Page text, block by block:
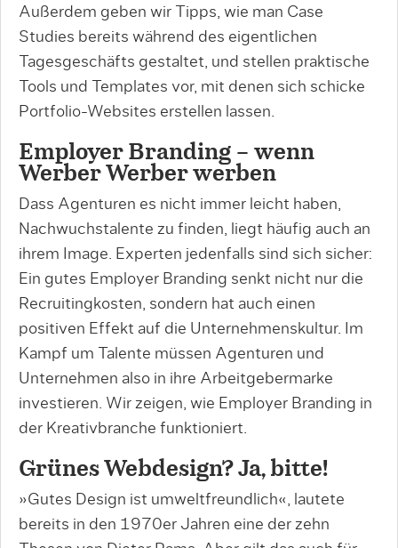
Außerdem geben wir Tipps, wie man Case
Studies bereits während des eigentlichen
Tagesgeschäfts gestaltet, und stellen praktische
Tools und Templates vor, mit denen sich schicke
Portfolio-Websites erstellen lassen.
Employer Branding – wenn
Werber Werber werben
Dass Agenturen es nicht immer leicht haben,
Nachwuchstalente zu finden, liegt häufig auch an
ihrem Image. Experten jedenfalls sind sich sicher:
Ein gutes Employer Branding senkt nicht nur die
Recruitingkosten, sondern hat auch einen
positiven Effekt auf die Unternehmenskultur. Im
Kampf um Talente müssen Agenturen und
Unternehmen also in ihre Arbeitgebermarke
investieren. Wir zeigen, wie Employer Branding in
der Kreativbranche funktioniert.
Grünes Webdesign? Ja, bitte!
»Gutes Design ist umweltfreundlich«, lautete
bereits in den 1970er Jahren eine der zehn